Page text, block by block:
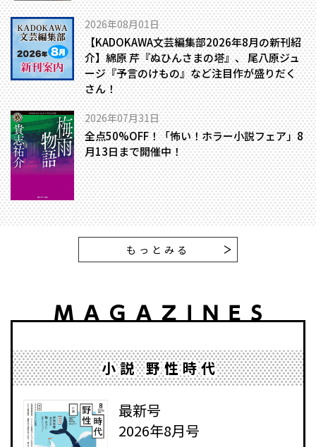
2026年08月01日
【KADOKAWA文芸編集部2026年8月の新刊紹
介】綿原 芹『ぬひんさまの塔』、 尾八原ジュ
ージ『予言のけもの』など注目作が盛りだく
さん！
2026年07月31日
全点50%OFF！「怖い！ホラー小説フェア」8
月13日まで開催中！
もっとみる
小説 野性時代
最新号
2026年8月号